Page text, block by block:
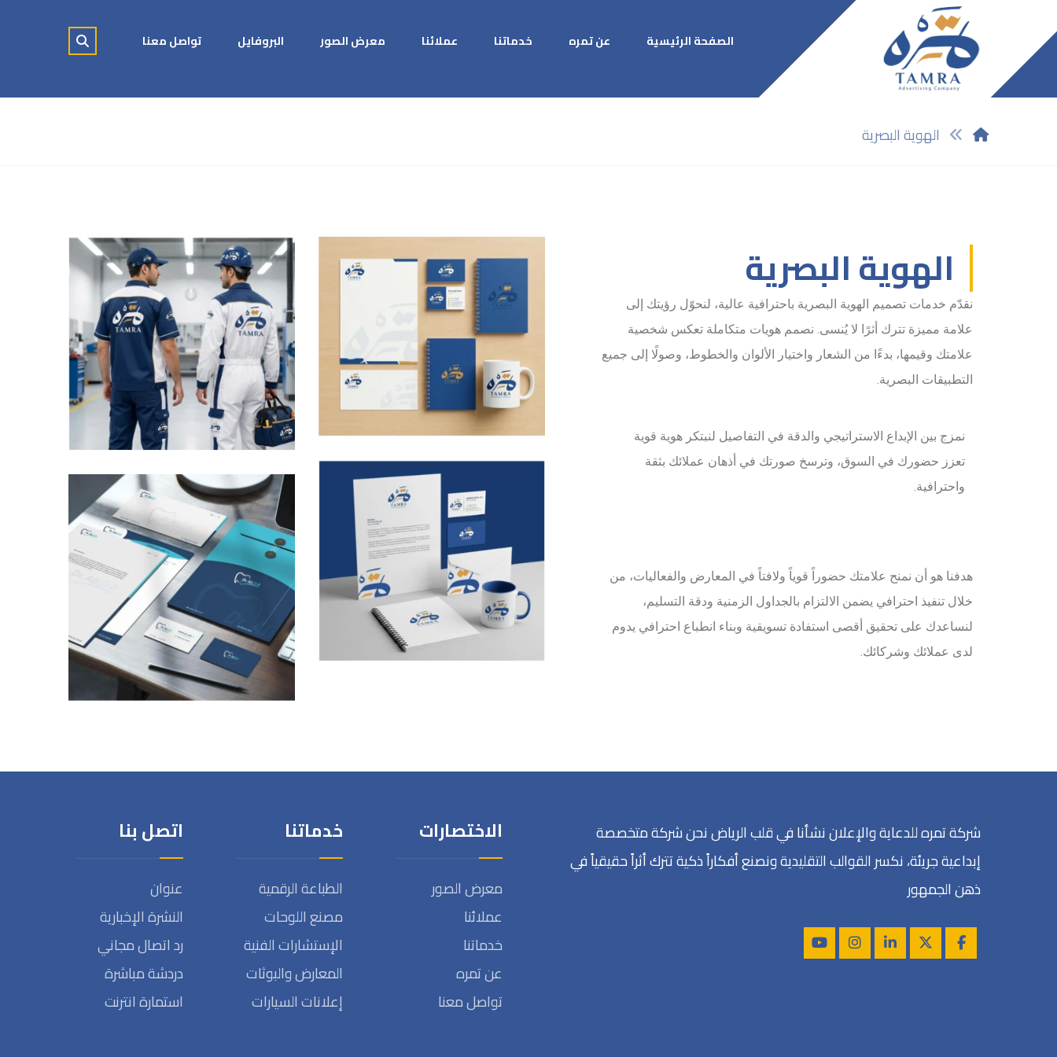
الصفحة الرئيسية عن تمره خدماتنا عملائنا معرض الصور البروفايل تواصل معنا
الهوية البصرية
الهوية البصرية
نقدّم خدمات تصميم الهوية البصرية باحترافية عالية، لنحوّل رؤيتك إلى
علامة مميزة تترك أثرًا لا يُنسى. نصمم هويات متكاملة تعكس شخصية
علامتك وقيمها، بدءًا من الشعار واختيار الألوان والخطوط، وصولًا إلى جميع
التطبيقات البصرية.
نمزج بين الإبداع الاستراتيجي والدقة في التفاصيل لنبتكر هوية قوية
تعزز حضورك في السوق، وترسخ صورتك في أذهان عملائك بثقة
واحترافية.
هدفنا هو أن نمنح علامتك حضوراً قوياً ولافتاً في المعارض والفعاليات، من
خلال تنفيذ احترافي يضمن الالتزام بالجداول الزمنية ودقة التسليم،
لنساعدك على تحقيق أقصى استفادة تسويقية وبناء انطباع احترافي يدوم
لدى عملائك وشركائك.
شركة تمره للدعاية والإعلان نشأنا في قلب الرياض نحن شركة متخصصة
إبداعية جريئة، نكسر القوالب التقليدية ونصنع أفكاراً ذكية تترك أثراً حقيقياً في
ذهن الجمهور
الاختصارات
معرض الصور
عملائنا
خدماتنا
عن تمره
تواصل معنا
خدماتنا
الطباعة الرقمية
مصنع اللوحات
الإستشارات الفنية
المعارض والبوثات
إعلانات السيارات
اتصل بنا
عنوان
النشرة الإخبارية
رد اتصال مجاني
دردشة مباشرة
استمارة انترنت